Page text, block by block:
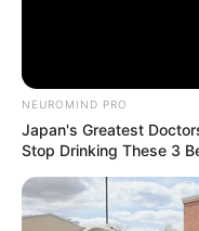
NEUROMIND PRO
Japan's Greatest
Stop Drinking These 3